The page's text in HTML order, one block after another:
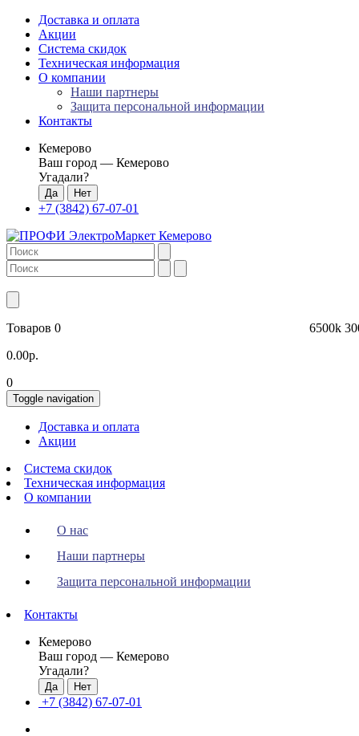
Доставка и оплата
Акции
Система скидок
Техническая информация
О компании
Наши партнеры
Защита персональной информации
Контакты
Кемерово
Ваш город — Кемерово
Угадали?
+7 (3842) 67-07-01
Товаров 0
0.00р.
0
Toggle navigation
Доставка и оплата
Акции
Система скидок
Техническая информация
О компании
О нас
Наши партнеры
Защита персональной информации
Контакты
Кемерово
Ваш город — Кемерово
Угадали?
+7 (3842) 67-07-01
6500k